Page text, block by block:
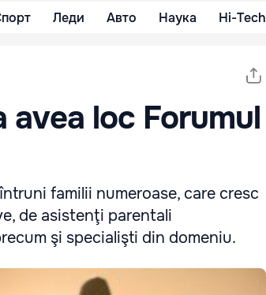
Леди Авто Наука Hi-Tech
avea loc Forumul
familii numeroase, care cresc
de asistenţi parentali
şi specialişti din domeniu.